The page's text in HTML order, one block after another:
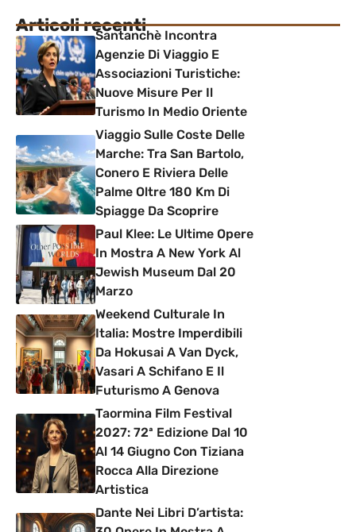
Articoli recentiSantanchè Incontra
Agenzie Di Viaggio E
Associazioni Turistiche:
Nuove Misure Per Il
Turismo In Medio Oriente
Viaggio Sulle Coste Delle
Marche: Tra San Bartolo,
Conero E Riviera Delle
Palme Oltre 180 Km Di
Spiagge Da Scoprire
Paul Klee: Le Ultime Opere
In Mostra A New York Al
Jewish Museum Dal 20
Marzo
Weekend Culturale In
Italia: Mostre Imperdibili
Da Hokusai A Van Dyck,
Vasari A Schifano E Il
Futurismo A Genova
Taormina Film Festival
2027: 72ª Edizione Dal 10
Al 14 Giugno Con Tiziana
Rocca Alla Direzione
Artistica
Dante Nei Libri D’artista: